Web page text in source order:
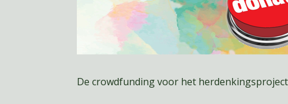
De crowdfunding voor het